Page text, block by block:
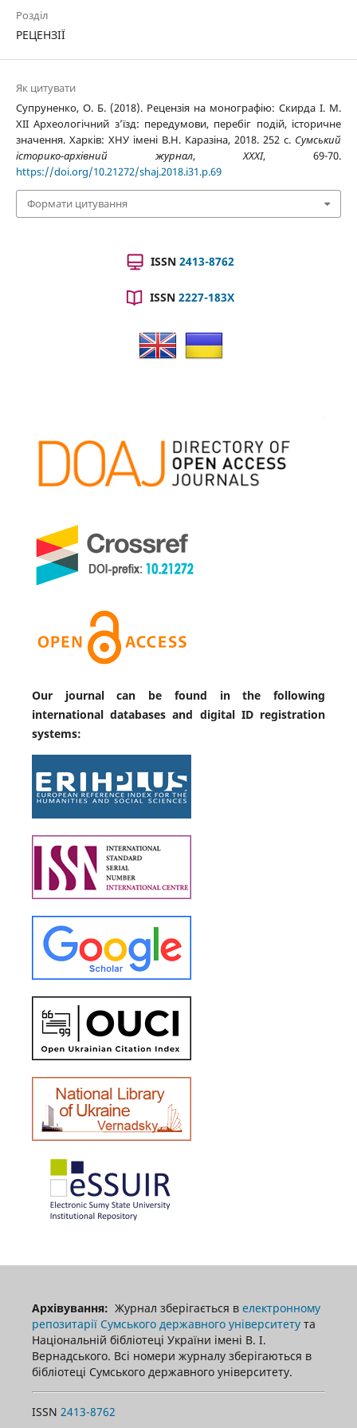
Розділ
РЕЦЕНЗІЇ
Як цитувати
Супруненко, О. Б. (2018). Рецензія на монографію: Скирда І. М.
ХІІ Археологічний з’їзд: передумови, перебіг подій, історичне
значення. Харків: ХНУ імені В.Н. Каразіна, 2018. 252 с. Сумський
історико-архівний журнал,XXXI, 69-70.
https://doi.org/10.21272/shaj.2018.i31.p.69
Формати цитування
ISSN 2413-8762
ISSN 2227-183X
Our journal can be found in the following
international databases and digital ID registration
systems:
Архівування: Журнал зберігається в електронному
репозитарії Сумського державного університетута
Національній бібліотеці України імені В. І.
Вернадського. Всі номери журналу зберігаються в
бібліотеці Сумського державного університету.
ISSN 2413-8762